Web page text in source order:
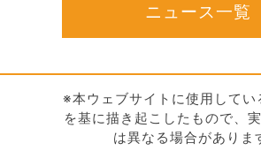
ニュース一覧
※本ウェブサイトに使用してい
を基に描き起こしたもので、
は異なる場合がありま